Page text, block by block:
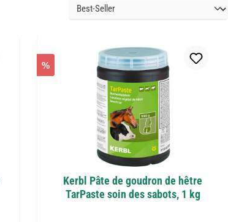
%
Kerbl Pâte de goudron de hêtre
TarPaste soin des sabots, 1 kg